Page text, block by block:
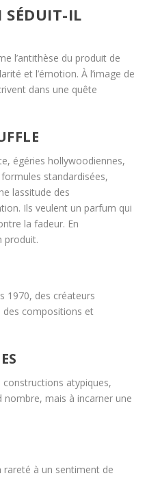
SÉDUIT-IL
l’antithèse du produit de
et l’émotion. À l’image de
dans une quête
égéries hollywoodiennes,
standardisées,
lassitude des
Ils veulent un parfum qui
la fadeur. En
produit.
1970, des créateurs
des compositions et
atypiques,
nombre, mais à incarner une
rareté à un sentiment de